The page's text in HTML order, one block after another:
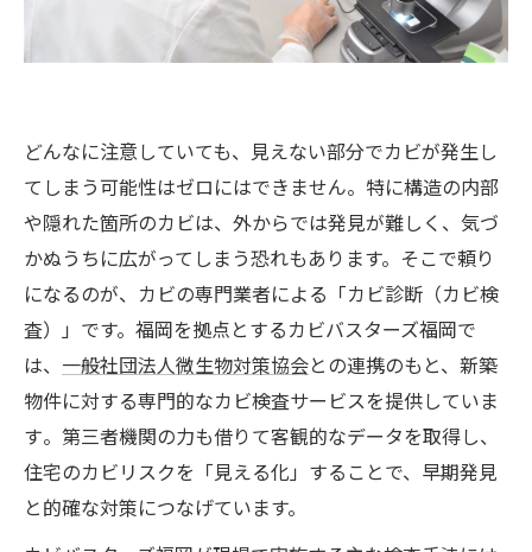
どんなに注意していても、見えない部分でカビが発生し
てしまう可能性はゼロにはできません。特に構造の内部
や隠れた箇所のカビは、外からでは発見が難しく、気づ
かぬうちに広がってしまう恐れもあります。そこで頼り
になるのが、カビの専門業者による「カビ診断（カビ検
査）」です。福岡を拠点とするカビバスターズ福岡で
は、 一般社団法人微生物対策協会との連携のもと、新築
物件に対する専門的なカビ検査サービスを提供していま
す​。第三者機関の力も借りて客観的なデータを取得し、
住宅のカビリスクを「見える化」することで、早期発見
と的確な対策につなげています。